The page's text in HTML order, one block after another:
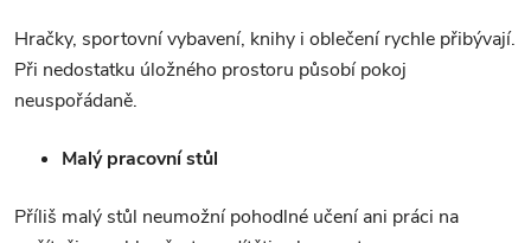
Hračky, sportovní vybavení, knihy i oblečení rychle přibývají.
Při nedostatku úložného prostoru působí pokoj
neuspořádaně.
Malý pracovní stůl
Příliš malý stůl neumožní pohodlné učení ani práci na